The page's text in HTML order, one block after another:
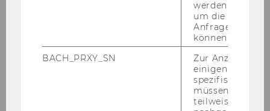
di­um, der Ar­beit und mei­nem Pri­vat­le­ben sind.
Durch eine Stu­di­en­kol­le­gin hörte ich vor ca.
zwei Jah­ren zum ers­ten Mal vom Lernbuddy-​
Programm. Tat­säch­lich habe ich län­ger über­
legt, bevor ich mich schluss­end­lich als Lern­
bud­dy bei Vol­un­tee­ring@WU be­wor­ben habe.
Nun bin ich seit Sep­tem­ber dabei und sehr
werden.
um die Antwort
Anfrage
können.
BACH_PRXY_SN
Zur Anzeige von
einigen WU-
spezifischen
müssen
teilweise von